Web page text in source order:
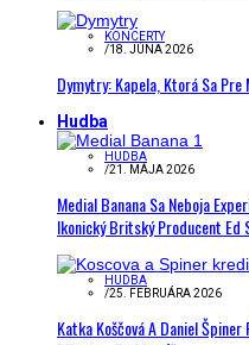
KONCERTY
/18. JÚNA 2026
Dymytry: Kapela, Ktorá Sa Pre
Hudba
HUDBA
/21. MÁJA 2026
Medial Banana Sa Neboja
Ikonický Britský Producent Ed
HUDBA
/25. FEBRUÁRA 2026
Katka Koščová A Daniel